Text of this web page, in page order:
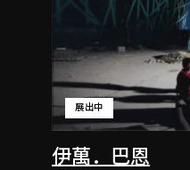
伊萬．巴恩
展出中